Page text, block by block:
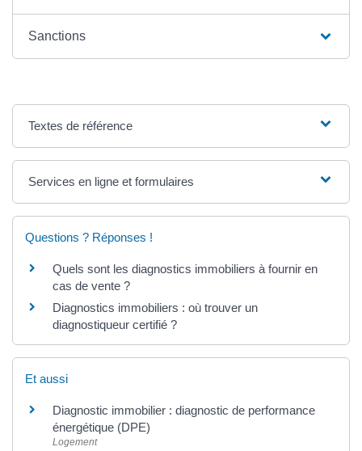
Sanctions
Textes de référence
Services en ligne et formulaires
Questions ? Réponses !
Quels sont les diagnostics immobiliers à fournir en
cas de vente ?
Diagnostics immobiliers : où trouver un
diagnostiqueur certifié ?
Et aussi
Diagnostic immobilier : diagnostic de performance
énergétique (DPE)
Logement